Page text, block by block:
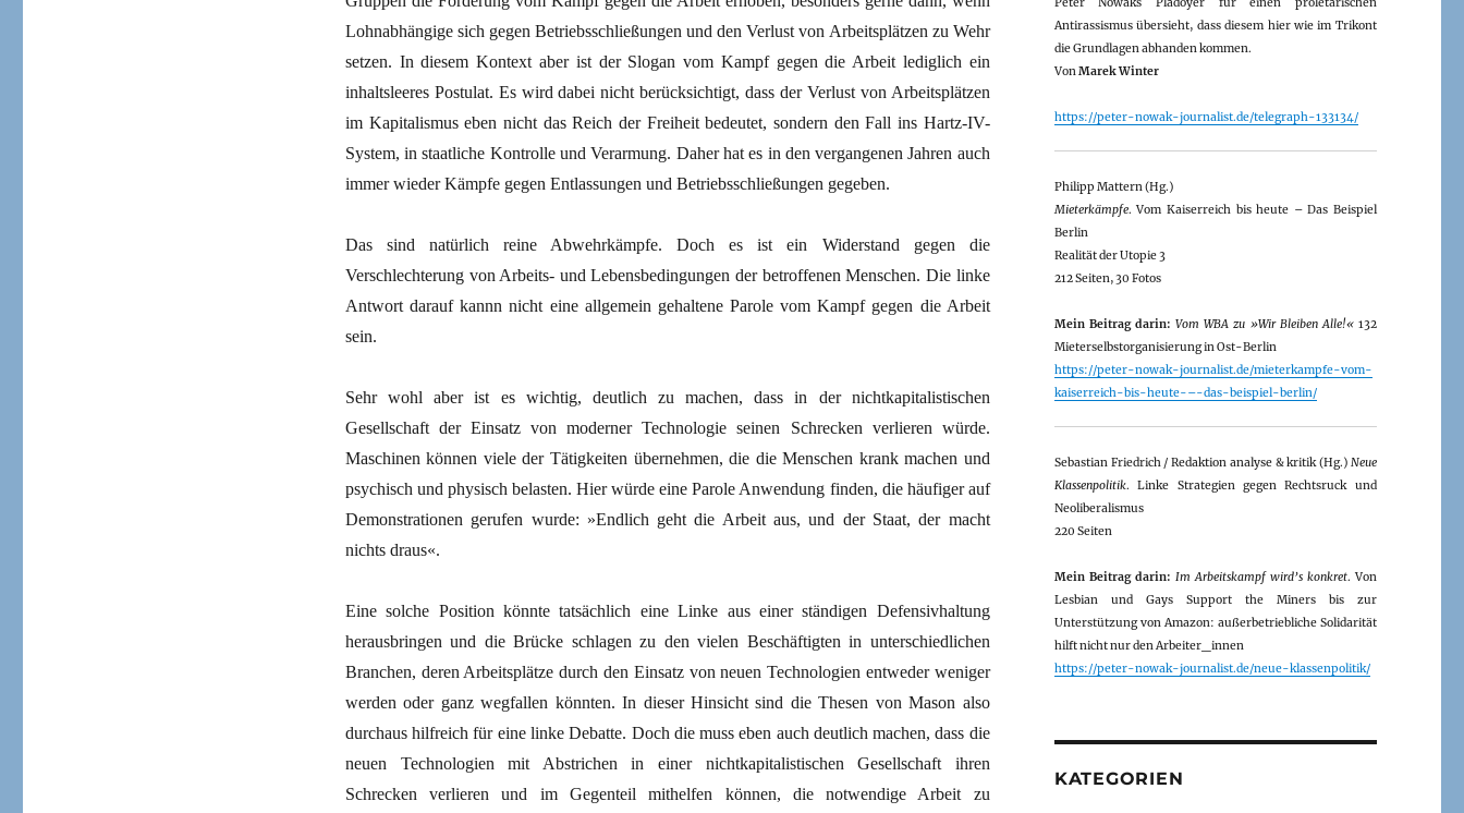
Lohnabhängige sich gegen Betriebsschließungen und den Verlust von Arbeitsplätzen zu Wehr
setzen. In diesem Kontext aber ist der Slogan vom Kampf gegen die Arbeit lediglich ein
inhaltsleeres Postulat. Es wird dabei nicht berücksichtigt, dass der Verlust von Arbeitsplätzen
im Kapitalismus eben nicht das Reich der Freiheit bedeutet, sondern den Fall ins Hartz-IV-
System, in staatliche Kontrolle und Verarmung. Daher hat es in den vergangenen Jahren auch
immer wieder Kämpfe gegen Entlassungen und Betriebsschließungen gegeben.
Das sind natürlich reine Abwehrkämpfe. Doch es ist ein Widerstand gegen die
Verschlechterung von Arbeits- und Lebensbedingungen der betroffenen Menschen. Die linke
Antwort darauf kannn nicht eine allgemein gehaltene Parole vom Kampf gegen die Arbeit
sein.
Sehr wohl aber ist es wichtig, deutlich zu machen, dass in der nichtkapitalistischen
Gesellschaft der Einsatz von moderner Technologie seinen Schrecken verlieren würde.
Maschinen können viele der Tätigkeiten übernehmen, die die Menschen krank machen und
psychisch und physisch belasten. Hier würde eine Parole Anwendung finden, die häufiger auf
Demonstrationen gerufen wurde: »Endlich geht die Arbeit aus, und der Staat, der macht
nichts draus«.
Eine solche Position könnte tatsächlich eine Linke aus einer ständigen Defensivhaltung
herausbringen und die Brücke schlagen zu den vielen Beschäftigten in unterschiedlichen
Branchen, deren Arbeitsplätze durch den Einsatz von neuen Technologien entweder weniger
werden oder ganz wegfallen könnten. In dieser Hinsicht sind die Thesen von Mason also
durchaus hilfreich für eine linke Debatte. Doch die muss eben auch deutlich machen, dass die
neuen Technologien mit Abstrichen in einer nichtkapitalistischen Gesellschaft ihren
Schrecken verlieren und im Gegenteil mithelfen können, die notwendige Arbeit zu
Antirassismus übersieht, dass diesem hier wie im Trikont
die Grundlagen abhanden kommen.
VonMarek Winter
https://peter-nowak-journalist.de/telegraph-133134/
Philipp Mattern (Hg.)
Mieterkämpfe. Vom Kaiserreich bis heute – Das Beispiel
Berlin
Realität der Utopie 3
212 Seiten, 30 Fotos
Mein Beitrag darin: Vom WBA zu »Wir Bleiben Alle!«132
Mieterselbstorganisierung in Ost-Berlin
https://peter-nowak-journalist.de/mieterkampfe-vom-
kaiserreich-bis-heute-–-das-beispiel-berlin/
Sebastian Friedrich / Redaktion analyse & kritik (Hg.) Neue
Klassenpolitik. Linke Strategien gegen Rechtsruck und
Neoliberalismus
220 Seiten
Mein Beitrag darin: Im Arbeitskampf wird’s konkret. Von
Lesbian und Gays Support the Miners bis zur
Unterstützung von Amazon: außerbetriebliche Solidarität
hilft nicht nur den Arbeiter_innen
https://peter-nowak-journalist.de/neue-klassenpolitik/
KATEGORIEN